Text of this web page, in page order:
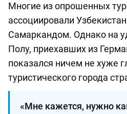
Многие из опрошенных
ассоциировали
Самаркандом. Однако на
Полу, приехавших из
показался ничем не хуже
туристического города
«Мне кажется, нужно